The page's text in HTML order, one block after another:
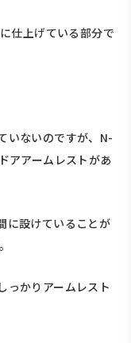
仕上げている部分で
いないのですが、N-
アアームレストがあ
に設けていることが
っかりアームレスト